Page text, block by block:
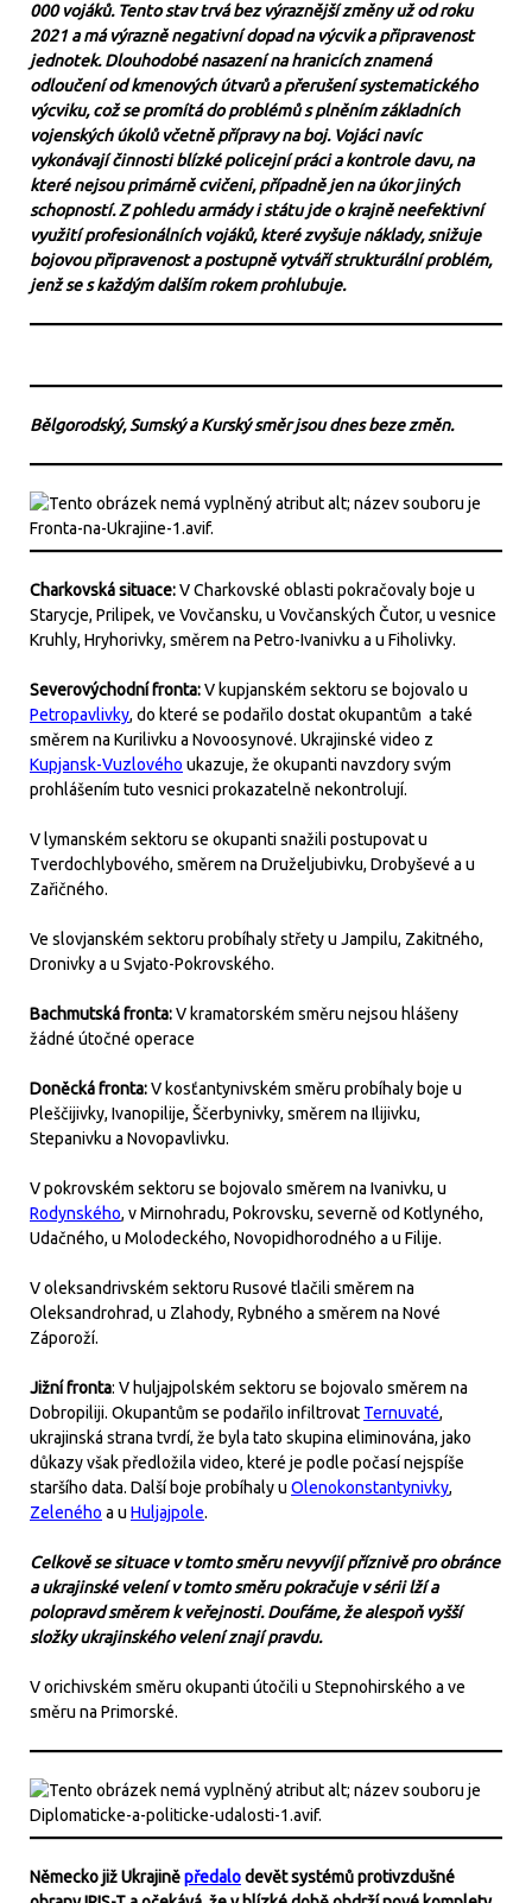
000 vojáků. Tento stav trvá bez výraznější změny už od roku
2021 a má výrazně negativní dopad na výcvik a připravenost
jednotek. Dlouhodobé nasazení na hranicích znamená
odloučení od kmenových útvarů a přerušení systematického
výcviku, což se promítá do problémů s plněním základních
vojenských úkolů včetně přípravy na boj. Vojáci navíc
vykonávají činnosti blízké policejní práci a kontrole davu, na
které nejsou primárně cvičeni, případně jen na úkor jiných
schopností. Z pohledu armády i státu jde o krajně neefektivní
využití profesionálních vojáků, které zvyšuje náklady, snižuje
bojovou připravenost a postupně vytváří strukturální problém,
jenž se s každým dalším rokem prohlubuje.
Bělgorodský, Sumský a Kurský směr jsou dnes beze změn.
Charkovská situace:V Charkovské oblasti pokračovaly boje u
Starycje, Prilipek, ve Vovčansku, u Vovčanských Čutor, u vesnice
Kruhly, Hryhorivky, směrem na Petro-Ivanivku a u Fiholivky.
Severovýchodní fronta:V kupjanském sektoru se bojovalo u
Petropavlivky, do které se podařilo dostat okupantům a také
směrem na Kurilivku a Novoosynové. Ukrajinské video z
Kupjansk-Vuzlového ukazuje, že okupanti navzdory svým
prohlášením tuto vesnici prokazatelně nekontrolují.
V lymanském sektoru se okupanti snažili postupovat u
Tverdochlybového, směrem na Druželjubivku, Drobyševé a u
Zařičného.
Ve slovjanském sektoru probíhaly střety u Jampilu, Zakitného,
Dronivky a u Svjato-Pokrovského.
Bachmutská fronta:V kramatorském směru nejsou hlášeny
žádné útočné operace
Doněcká fronta:V kosťantynivském směru probíhaly boje u
Pleščijivky, Ivanopilije, Ščerbynivky, směrem na Ilijivku,
Stepanivku a Novopavlivku.
V pokrovském sektoru se bojovalo směrem na Ivanivku, u
Rodynského, v Mirnohradu, Pokrovsku, severně od Kotlyného,
Udačného, u Molodeckého, Novopidhorodného a u Filije.
V oleksandrivském sektoru Rusové tlačili směrem na
Oleksandrohrad, u Zlahody, Rybného a směrem na Nové
Záporoží.
Jižní fronta: V huljajpolském sektoru se bojovalo směrem na
Dobropiliji. Okupantům se podařilo infiltrovat Ternuvaté,
ukrajinská strana tvrdí, že byla tato skupina eliminována, jako
důkazy však předložila video, které je podle počasí nejspíše
staršího data. Další boje probíhaly u Olenokonstantynivky,
Zeleného a u Huljajpole.
Celkově se situace v tomto směru nevyvíjí příznivě pro obránce
a ukrajinské velení v tomto směru pokračuje v sérii lží a
polopravd směrem k veřejnosti. Doufáme, že alespoň vyšší
složky ukrajinského velení znají pravdu.
V orichivském směru okupanti útočili u Stepnohirského a ve
směru na Primorské.
Německo již Ukrajiněpředalodevět systémů protivzdušné